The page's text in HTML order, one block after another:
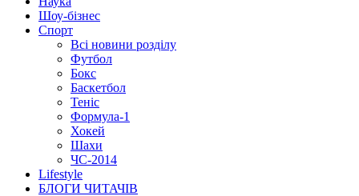
Шоу-бізнес
Спорт
Всі новини розділу
Футбол
Бокс
Баскетбол
Теніс
Формула-1
Хокей
Шахи
ЧС-2014
Lifestyle
БЛОГИ ЧИТАЧІВ